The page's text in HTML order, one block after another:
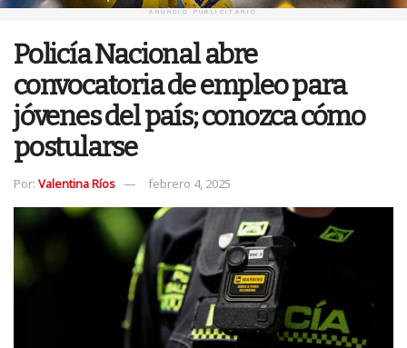
ANUNCIO PUBLICITARIO
Policía Nacional abre
convocatoria de empleo para
jóvenes del país; conozca cómo
postularse
Por: Valentina Ríos febrero 4, 2025